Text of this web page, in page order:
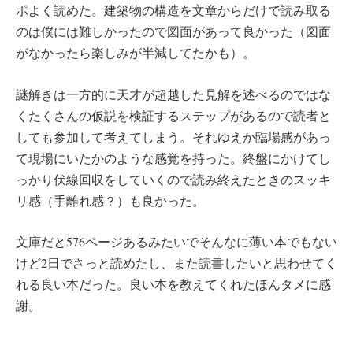
ポよく読めた。建築物の構造を文章からだけで読み取る
のは僕には難しかったので図面があって良かった（図面
がなかったら楽しみが半減してたかも）。
謎解きは一方的に天才が超越した見解を述べるのではな
くたくさんの仮説を検証するステップがあるので読者と
しても参加して考えてしまう。それゆえか臨場感があっ
て現場にいたかのような感覚を持った。終盤にかけてし
っかり伏線回収をしていくので読み終えたときのスッキ
リ感（手離れ感？）も良かった。
文庫だと576ページあるみたいでそんなに薄い本でもない
けど2日でさっと読めたし、また読書したいと思わせてく
れる良い本だった。良い本を教えてくれたほんタメに感
謝。